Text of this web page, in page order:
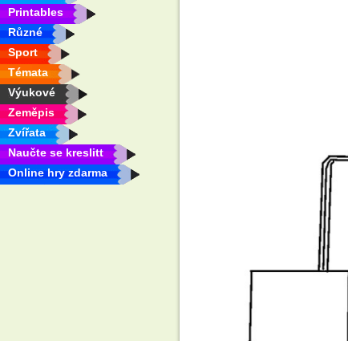
Printables
Různé
Sport
Témata
Výukové
Zeměpis
Zvířata
Naučte se kreslitt
Online hry zdarma